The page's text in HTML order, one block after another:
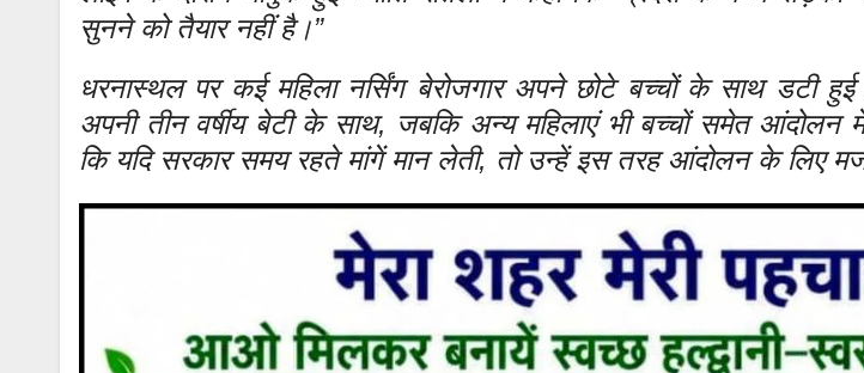
सुनने को तैयार नहीं है।”
धरनास्थल पर कई महिला नर्सिंग बेरोजगार अपने छोटे बच्चों के साथ डटी हुई
अपनी तीन वर्षीय बेटी के साथ, जबकि अन्य महिलाएं भी बच्चों समेत
कि यदि सरकार समय रहते मांगें मान लेती, तो उन्हें इस तरह आंदोलन के लिए